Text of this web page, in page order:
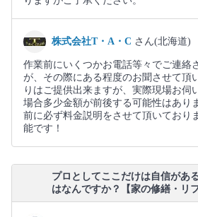
株式会社T・A・C さん(北海道)
作業前にいくつかお電話等々でご連絡
が、その際にある程度のお聞させて頂
りはご提供出来ますが、実際現場お伺
場合多少金額が前後する可能性はあり
前に必ず料金説明をさせて頂いており
能です！
プロとしてここだけは自信があ
はなんですか？【家の修繕・リ